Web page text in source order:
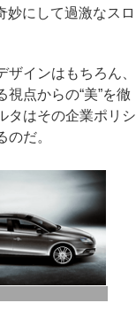
妙にして過激なスロ
インはもちろん、
点からの“美”を徹
タはその企業ポリシ
だ。